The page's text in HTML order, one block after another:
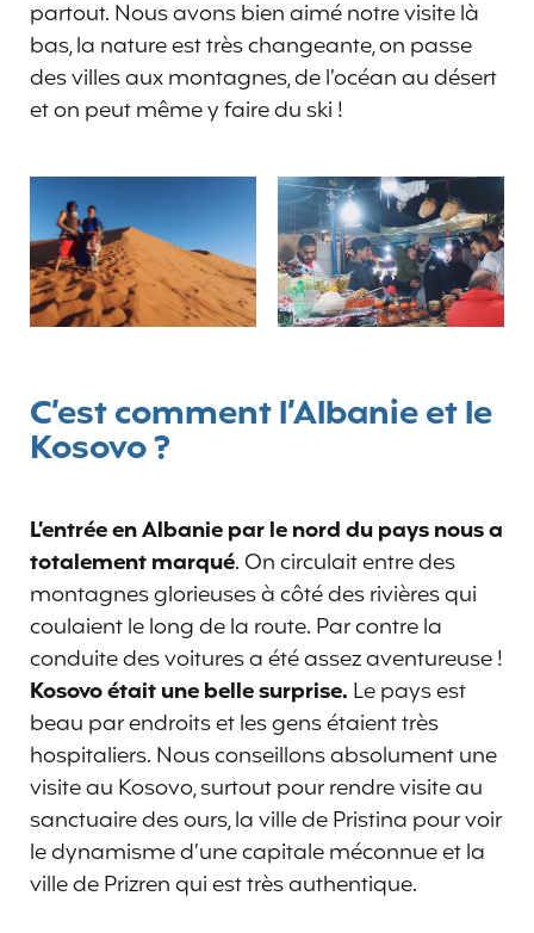
partout. Nous avons bien aimé notre visite là
bas, la nature est très changeante, on passe
des villes aux montagnes, de l’océan au désert
et on peut même y faire du ski !
C’est comment l’Albanie et le
Kosovo ?
L’entrée en Albanie par le nord du pays nous a
totalement marqué. On circulait entre des
montagnes glorieuses à côté des rivières qui
coulaient le long de la route. Par contre la
conduite des voitures a été assez aventureuse !
Kosovo était une belle surprise. Le pays est
beau par endroits et les gens étaient très
hospitaliers. Nous conseillons absolument une
visite au Kosovo, surtout pour rendre visite au
sanctuaire des ours, la ville de Pristina pour voir
le dynamisme d’une capitale méconnue et la
ville de Prizren qui est très authentique.